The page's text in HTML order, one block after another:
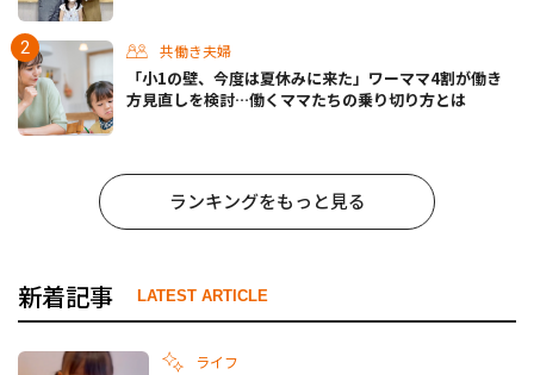
共働き夫婦
「小1の壁、今度は夏休みに来た」ワーママ4割が働き
方見直しを検討…働くママたちの乗り切り方とは
ランキングをもっと見る
新着記事 LATEST ARTICLE
ライフ